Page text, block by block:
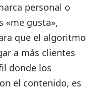
personal o
«me gusta»,
que el algoritmo
a más clientes
donde los
el contenido, es